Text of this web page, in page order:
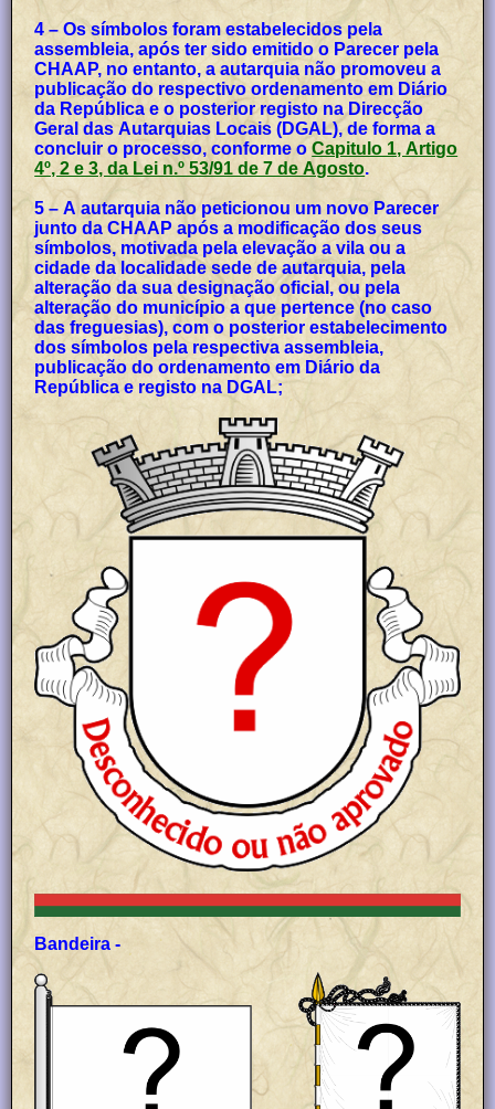
4 – Os símbolos foram estabelecidos pela
assembleia, após ter sido emitido o Parecer pela
CHAAP, no entanto, a autarquia não promoveu a
publicação do respectivo ordenamento em Diário
da República e o posterior registo na Direcção
Geral das Autarquias Locais (DGAL), de forma a
concluir o processo, conforme oCapitulo 1, Artigo
4º, 2 e 3, da Lei n.º 53/91 de 7 de Agosto.
5 – A autarquia não peticionou um novo Parecer
junto da CHAAP após a modificação dos seus
símbolos, motivada pela elevação a vila ou a
cidade da localidade sede de autarquia, pela
alteração da sua designação oficial, ou pela
alteração do município a que pertence (no caso
das freguesias), com o posterior estabelecimento
dos símbolos pela respectiva assembleia,
publicação do ordenamento em Diário da
República e registo na DGAL;
Bandeira -